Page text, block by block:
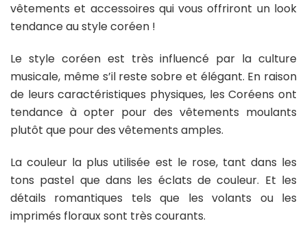
vêtements et accessoires qui vous offriront un look
tendance au style coréen !
Le style coréen est très influencé par la culture
musicale, même s’il reste sobre et élégant. En raison
de leurs caractéristiques physiques, les Coréens ont
tendance à opter pour des vêtements moulants
plutôt que pour des vêtements amples.
La couleur la plus utilisée est le rose, tant dans les
tons pastel que dans les éclats de couleur. Et les
détails romantiques tels que les volants ou les
imprimés floraux sont très courants.